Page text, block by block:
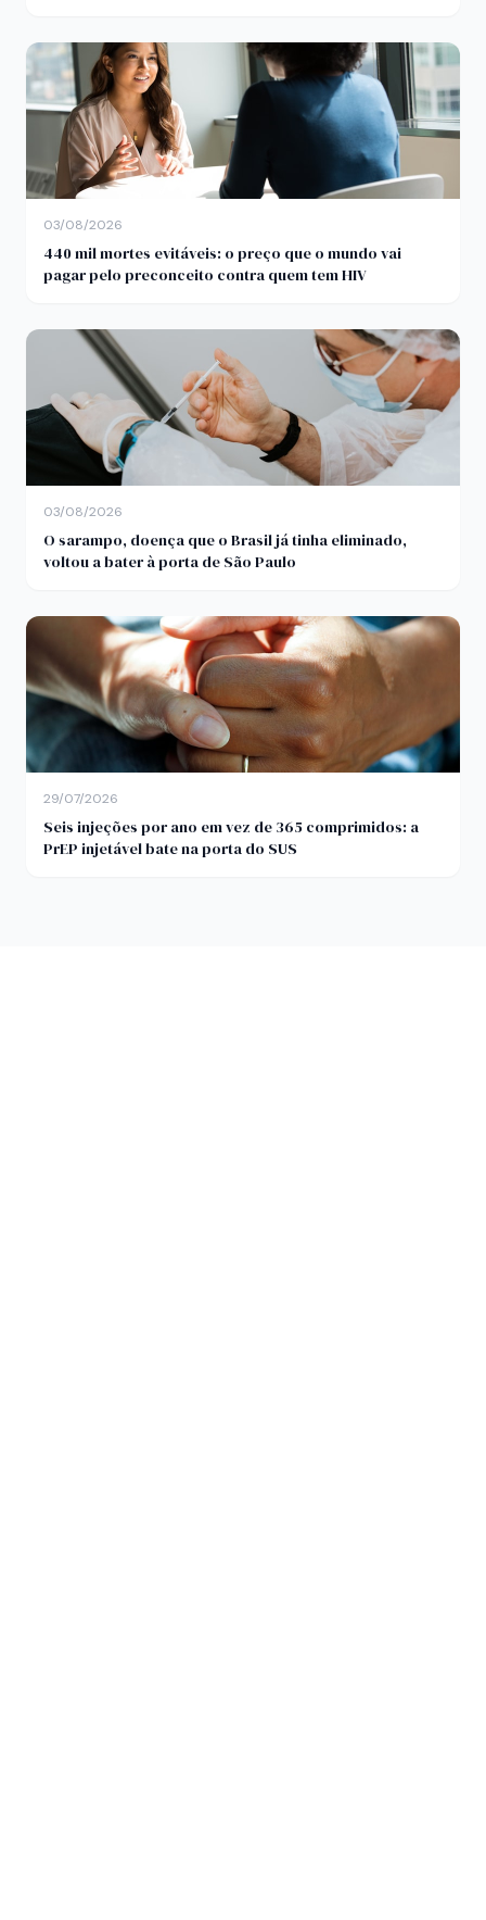
03/08/2026
440 mil mortes evitáveis: o preço que o mundo vai
pagar pelo preconceito contra quem tem HIV
03/08/2026
O sarampo, doença que o Brasil já tinha eliminado,
voltou a bater à porta de São Paulo
29/07/2026
Seis injeções por ano em vez de 365 comprimidos: a
PrEP injetável bate na porta do SUS